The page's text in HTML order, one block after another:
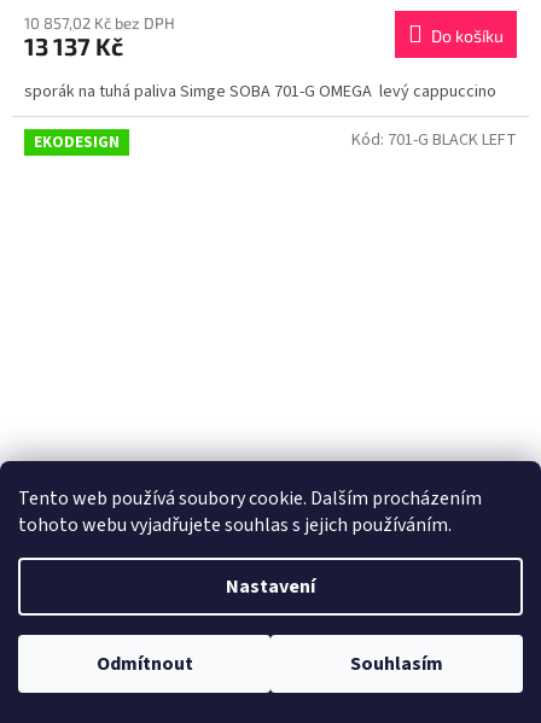
Tento web používá soubory cookie. Dalším procházením
tohoto webu vyjadřujete souhlas s jejich používáním.
Nastavení
Odmítnout Souhlasím
10 857,02 Kč bez DPH
13 137 Kč Do košíku
sporák na tuhá paliva Simge SOBA 701-G OMEGA levý cappuccino
EKODESIGN
701-G OMEGA levý černá
13 137 Kč Do košíku
Kód: 701-G BLACK LEFT